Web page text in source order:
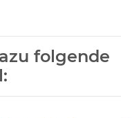
folgende